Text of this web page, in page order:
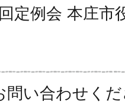
定例会 本庄市
問い合わせく